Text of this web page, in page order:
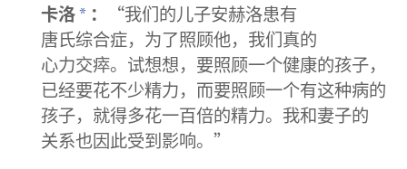
卡洛* ： “我们的儿子安赫洛患有
唐氏综合症， 为了照顾他， 我们真的
心力交瘁。 试想想， 要照顾一个健康的孩子，
已经要花不少精力， 而要照顾一个有这种病的
孩子， 就得多花一百倍的精力。 我和妻子的
关系也因此受到影响。”